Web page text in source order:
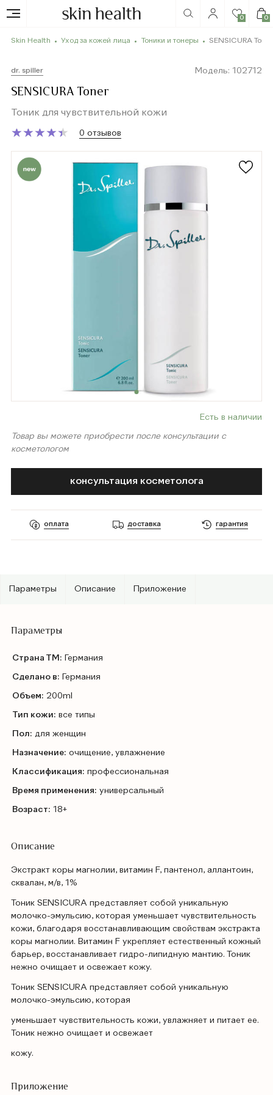
0 0
Skin Health Уход за кожей лица Тоники и тонеры SENSICURA Toner
dr. spiller Модель: 102712
SENSICURA Toner
Тоник для чувствительной кожи
★
★★
★★
★★
★★
★ 0 отзывов
Есть в наличии
Товар вы можете приобрести после консультации с
косметологом
консультация косметолога
оплата доставка гарантия
Параметры Описание Приложение
Параметры
Страна ТМ: Германия
Сделано в: Германия
Объем: 200ml
Тип кожи: все типы
Пол: для женщин
Назначение: очищение, увлажнение
Классификация: профессиональная
Время применения: универсальный
Возраст: 18+
Описание
Экстракт коры магнолии, витамин F, пантенол, аллантоин,
сквалан, м/в, 1%
Тоник SENSICURA представляет собой уникальную
молочко-эмульсию, которая уменьшает чувствительность
кожи, благодаря восстанавливающим свойствам экстракта
коры магнолии. Витамин F укрепляет естественный кожный
барьер, восстанавливает гидро-липидную мантию. Тоник
нежно очищает и освежает кожу.
Тоник SENSICURA представляет собой уникальную
молочко-эмульсию, которая
уменьшает чувствительность кожи, увлажняет и питает ее.
Тоник нежно очищает и освежает
кожу.
Приложение